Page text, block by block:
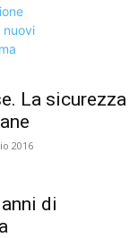
La sicurezza
2016
di